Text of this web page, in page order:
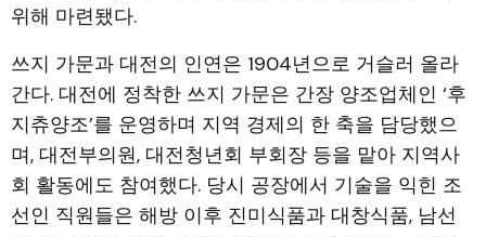
위해 마련됐다.
쓰지 가문과 대전의 인연은 1904년으로 거슬러 올라
간다. 대전에 정착한 쓰지 가문은 간장 양조업체인 ‘후
지츄양조’를 운영하며 지역 경제의 한 축을 담당했으
며, 대전부의원, 대전청년회 부회장 등을 맡아 지역사
회 활동에도 참여했다. 당시 공장에서 기술을 익힌 조
선인 직원들은 해방 이후 진미식품과 대창식품, 남선